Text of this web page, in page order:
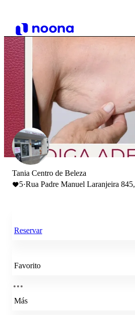
Tania Centro de Beleza
5·Rua Padre Manuel Laranjeira 845,
Reservar
Favorito
Más